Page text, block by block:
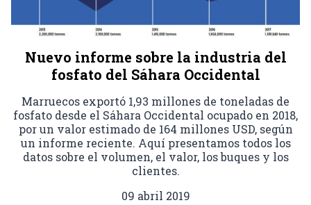
Nuevo informe sobre la industria del
fosfato del Sáhara Occidental
Marruecos exportó 1,93 millones de toneladas de
fosfato desde el Sáhara Occidental ocupado en 2018,
por un valor estimado de 164 millones USD, según
un informe reciente. Aquí presentamos todos los
datos sobre el volumen, el valor, los buques y los
clientes.
09 abril 2019